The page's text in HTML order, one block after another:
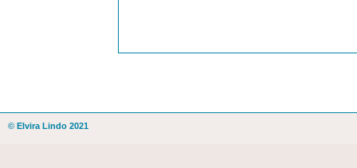
© Elvira Lindo 2021